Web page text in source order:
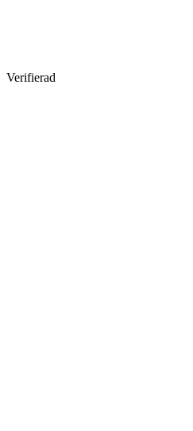
Verifierad